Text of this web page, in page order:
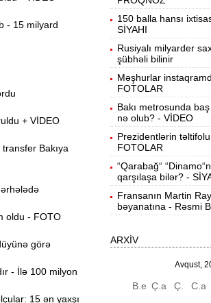
- 15 milyard
+ VİDEO
Bakıya
oldu - FOTO
görə
- İlə 100 milyon
15 ən yaxşı
19:31
“Wildberries”
birini itirib -
19:16
“Sea Breeze“də
dəyişir? -
19:00 Bakıda ticarət
şaxtasına
18:41 Pentaqondan
Çinə qarşı yeni
18:22
Naxçıvan Şəhər
arayış 60-80
olan ixtisaslar -
"Yəhudi David
SENSASİON
150 balla hansı
SİYAHI
Rusiyalı milyarder
şübhəli bilinir
Məşhurlar
FOTOLAR
Bakı metrosunda
nə olub? - VİDEO
Prezidentlərin
FOTOLAR
“Qarabağ“
qarşılaşa bilər? -
Fransanın Martin
bəyanatına - Rəsmi
ARXİV
Avqust,
B.e Ç.a Ç. C.a